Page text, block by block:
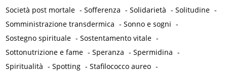
Società post mortale -Sofferenza -Solidarietà -Solitudine -
Somministrazione transdermica -Sonno e sogni -
Sostegno spirituale -Sostentamento vitale -
Sottonutrizione e fame -Speranza -Spermidina -
Spiritualità -Spotting -Stafilococco aureo -